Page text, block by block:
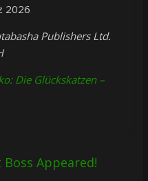
2026
Publishers Ltd.
Die Glückskatzen –
Boss Appeared!